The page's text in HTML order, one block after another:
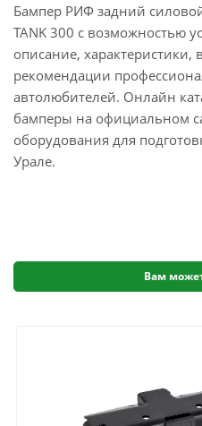
Бампер РИФ задний
TANK 300 с возможностью
описание, характеристики,
рекомендации
автолюбителей. Онлайн
бамперы на официальном
оборудования для
Урале.
Вам